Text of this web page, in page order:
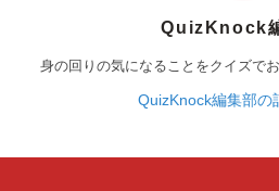
QuizKnock
身の回りの気になることをクイズで
QuizKnock編集部の